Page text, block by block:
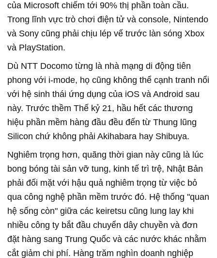
của Microsoft chiếm tới 90% thị phần toàn cầu.
Trong lĩnh vực trò chơi điện tử và console, Nintendo
và Sony cũng phải chịu lép vế trước làn sóng Xbox
và PlayStation.
Dù NTT Docomo từng là nhà mạng di động tiên
phong với i-mode, họ cũng không thể cạnh tranh nổi
với hệ sinh thái ứng dụng của iOS và Android sau
này. Trước thềm Thế kỷ 21, hầu hết các thương
hiệu phần mềm hàng đầu đều đến từ Thung lũng
Silicon chứ không phải Akihabara hay Shibuya.
Nghiêm trọng hơn, quãng thời gian này cũng là lúc
bong bóng tài sản vỡ tung, kinh tế trì trệ, Nhật Bản
phải đối mặt với hậu quả nghiêm trọng từ việc bỏ
qua công nghệ phần mềm trước đó. Hệ thống "quan
hệ sống còn" giữa các keiretsu cũng lung lay khi
nhiều công ty bắt đầu chuyển dây chuyền và đơn
đặt hàng sang Trung Quốc và các nước khác nhằm
cắt giảm chi phí. Hàng trăm nghìn doanh nghiệp